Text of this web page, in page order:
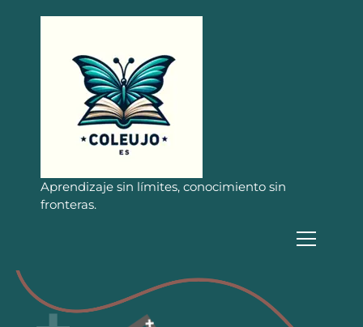
Aprendizaje sin límites, conocimiento sin
fronteras.